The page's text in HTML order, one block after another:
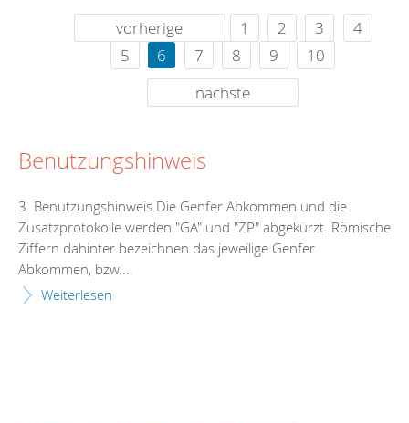
vorherige 1 2 3
4
5
6 7 8 9
10
nächste
Benutzungshinweis
3. Benutzungshinweis Die Genfer Abkommen und die
Zusatzprotokolle werden "GA" und "ZP" abgekürzt. Römische
Ziffern dahinter bezeichnen das jeweilige Genfer
Abkommen, bzw....
Weiterlesen